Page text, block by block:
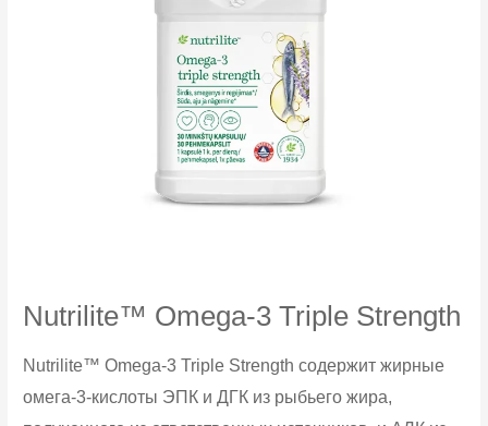
Nutrilite™ Omega-3 Triple Strength
Nutrilite™ Omega-3 Triple Strength содержит жирные
омега-3-кислоты ЭПК и ДГК из рыбьего жира,